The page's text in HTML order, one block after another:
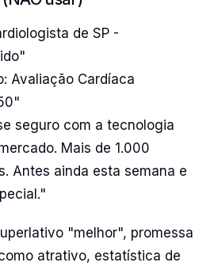
de SP -
Avaliação Cardíaca
seguro com a tecnologia
Mais de 1.000
Antes ainda esta semana e
"melhor", promessa
atrativo, estatística de